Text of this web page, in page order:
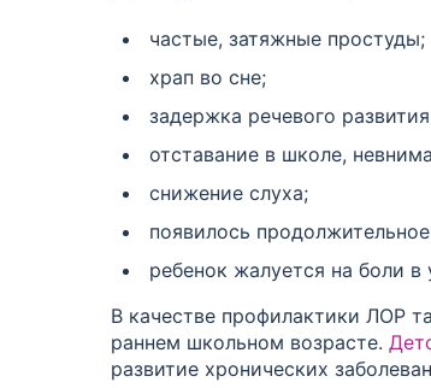
частые, затяжные простуды;
храп во сне;
задержка речевого
отставание в школе,
снижение слуха;
появилось
ребенок жалуется на боли в
В качестве профилактики ЛОР
раннем школьном возрасте.
развитие хронических